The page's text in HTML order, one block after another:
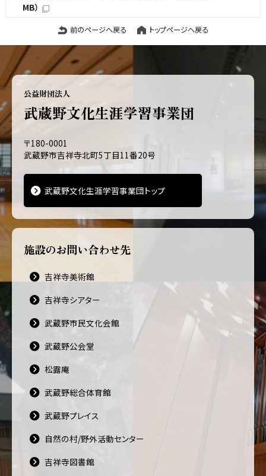
MB）
前のページへ戻る トップページへ戻る
公益財団法人
武蔵野文化生涯学習事業団
〒180-0001
武蔵野市吉祥寺北町5丁目11番20号
武蔵野文化生涯学習事業団トップ
施設のお問い合わせ先
吉祥寺美術館
吉祥寺シアター
武蔵野市民文化会館
武蔵野公会堂
松露庵
武蔵野総合体育館
武蔵野プレイス
自然の村/野外活動センター
吉祥寺図書館